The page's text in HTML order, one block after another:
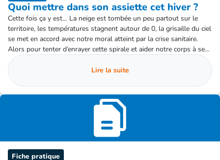
Quoi mettre dans son assiette cet hiver ?
Cette fois ça y est… La neige est tombée un peu partout sur le
territoire, les températures stagnent autour de 0, la grisaille du ciel
se met en accord avec notre moral atteint par la crise sanitaire.
Alors pour tenter d’enrayer cette spirale et aider notre corps à se
défendre contre les infections voici quelques conseils pour mettre
des alliés dans notre assiette.Lire la suite
Fiche pratique